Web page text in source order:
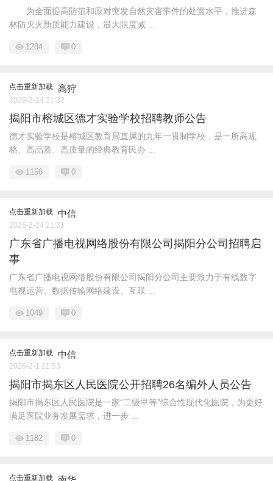
为全面提高防范和应对突发自然灾害事件的处置水平，推进森
林防灭火新质能力建设，最大限度减 ...
1284 0
点击重新加载 高狩
2026-2-24 21:32
揭阳市榕城区德才实验学校招聘教师公告
德才实验学校是榕城区教育局直属的九年一贯制学校，是一所高规
格、高品质、高质量的经典教育民办 ...
1156 0
点击重新加载 中信
2026-2-24 21:31
广东省广播电视网络股份有限公司揭阳分公司招聘启
事
广东省广播电视网络股份有限公司揭阳分公司主要致力于有线数字
电视运营、数据传输网络建设、互联 ...
1049 0
点击重新加载 中信
2026-2-1 21:53
揭阳市揭东区人民医院公开招聘26名编外人员公告
揭阳市揭东区人民医院是一家“二级甲等”综合性现代化医院，为更好
满足医院业务发展需求，进一步 ...
1182 0
点击重新加载